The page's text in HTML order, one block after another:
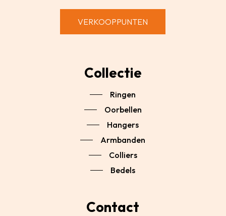
VERKOOPPUNTEN
Collectie
Ringen
Oorbellen
Hangers
Armbanden
Colliers
Bedels
Contact